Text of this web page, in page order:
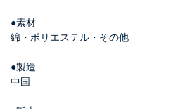
●素材
綿・ポリエステル・その他
●製造
中国